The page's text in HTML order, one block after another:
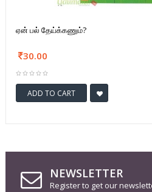
ஏன் பல் தேய்க்கணும்?
30.00
ADD TO CART
NEWSLETTER
Register to get our